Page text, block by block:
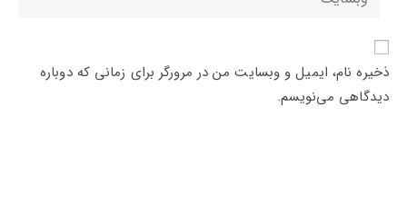
را
وارد
کنید
خود
را
وارد
وبسایت
خود
را
وارد
کنید
ذخیره نام، ایمیل و وبسایت من در مرورگر برای زمانی که دوباره
دیدگاهی می‌نویسم.